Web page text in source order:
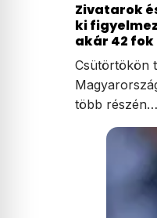
Zivatarok
ki
akár 42 fok
Csütörtökön
több részén…